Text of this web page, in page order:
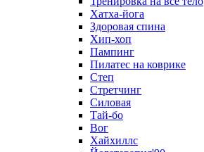
Хатха-йога
Здоровая спина
Хип-хоп
Пампинг
Пилатес на коврике
Степ
Стретчинг
Силовая
Тай-бо
Вог
Хайхиллс